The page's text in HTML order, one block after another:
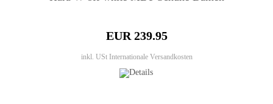
EUR 239.95
inkl. USt Internationale Versandkosten